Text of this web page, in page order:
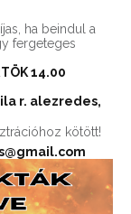
ha beindul a
fergeteges
14.00
r. alezredes,
kötött!